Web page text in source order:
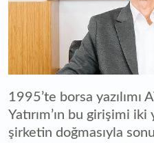
1995’te borsa yazılımı
Yatırım’ın bu girişimi
şirketin doğmasıyla